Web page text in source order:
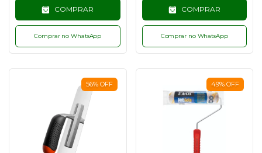
COMPRAR
Comprar no WhatsApp
COMPRAR
Comprar no WhatsApp
56% OFF 49% OFF